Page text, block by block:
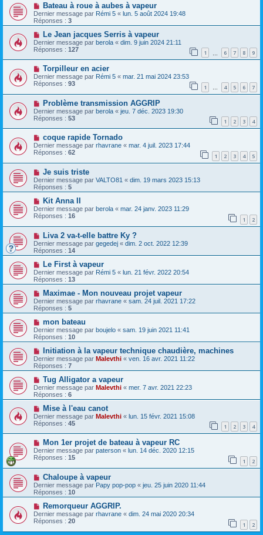
Bateau à roue à aubes à vapeur
Dernier message par Rémi 5 « lun. 5 août 2024 19:48
Réponses : 3
Le Jean jacques Serris à vapeur
Dernier message par berola « dim. 9 juin 2024 21:11
Réponses : 127 1 6 7 8 9
Torpilleur en acier
Dernier message par Rémi 5 « mar. 21 mai 2024 23:53
Réponses : 93 1 … 4 5 6 7
Problème transmission AGGRIP
Dernier message par berola « jeu. 7 déc. 2023 19:30
Réponses : 53 1 2 3 4
coque rapide Tornado
Dernier message par rhavrane « mar. 4 juil. 2023 17:44
Réponses : 62 1 2 3 4 5
Je suis triste
Dernier message par VALTO81 « dim. 19 mars 2023 15:13
Réponses : 5
Kit Anna II
Dernier message par berola « mar. 24 janv. 2023 11:29
Réponses : 16 1 2
Liva 2 va-t-elle battre Ky ?
Dernier message par gegedej « dim. 2 oct. 2022 12:39
Réponses : 14
Le First à vapeur
Dernier message par Rémi 5 « lun. 21 févr. 2022 20:54
Réponses : 13
Maximae - Mon nouveau projet vapeur
Dernier message par rhavrane « sam. 24 juil. 2021 17:22
Réponses : 5
mon bateau
Dernier message par boujelo « sam. 19 juin 2021 11:41
Réponses : 10
Initiation à la vapeur technique chaudière, machines
Dernier message par Malevthi « ven. 16 avr. 2021 11:22
Réponses : 7
Tug Alligator a vapeur
Dernier message par Malevthi « mer. 7 avr. 2021 22:23
Réponses : 6
Mise à l'eau canot
Dernier message par Malevthi « lun. 15 févr. 2021 15:08
Réponses : 45 1 2 3 4
Mon 1er projet de bateau à vapeur RC
Dernier message par paterson « lun. 14 déc. 2020 12:15
Réponses : 15 1 2
Chaloupe à vapeur
Dernier message par Papy pop-pop « jeu. 25 juin 2020 11:44
Réponses : 10
Remorqueur AGGRIP.
Dernier message par rhavrane « dim. 24 mai 2020 20:34
Réponses : 20 1 2